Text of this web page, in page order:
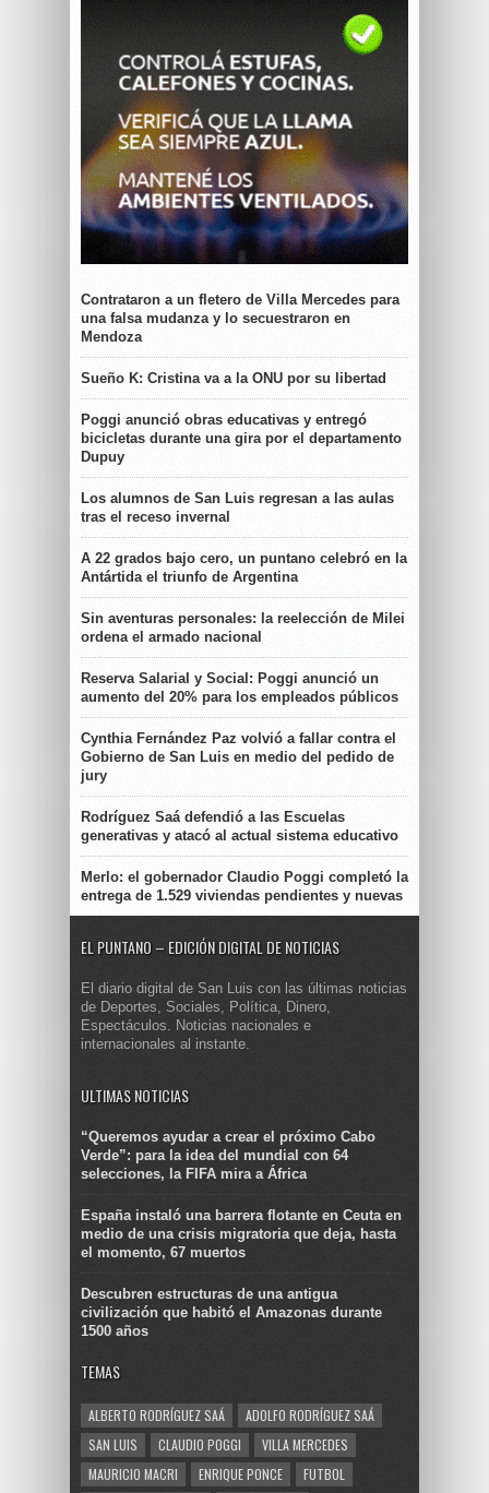
Contrataron a un fletero de Villa Mercedes para
una falsa mudanza y lo secuestraron en
Mendoza
Sueño K: Cristina va a la ONU por su libertad
Poggi anunció obras educativas y entregó
bicicletas durante una gira por el departamento
Dupuy
Los alumnos de San Luis regresan a las aulas
tras el receso invernal
A 22 grados bajo cero, un puntano celebró en la
Antártida el triunfo de Argentina
Sin aventuras personales: la reelección de Milei
ordena el armado nacional
Reserva Salarial y Social: Poggi anunció un
aumento del 20% para los empleados públicos
Cynthia Fernández Paz volvió a fallar contra el
Gobierno de San Luis en medio del pedido de
jury
Rodríguez Saá defendió a las Escuelas
generativas y atacó al actual sistema educativo
Merlo: el gobernador Claudio Poggi completó la
entrega de 1.529 viviendas pendientes y nuevas
EL PUNTANO – EDICIÓN DIGITAL DE NOTICIAS
El diario digital de San Luis con las últimas noticias
de Deportes, Sociales, Política, Dinero,
Espectáculos. Noticias nacionales e
internacionales al instante.
ULTIMAS NOTICIAS
“Queremos ayudar a crear el próximo Cabo
Verde”: para la idea del mundial con 64
selecciones, la FIFA mira a África
España instaló una barrera flotante en Ceuta en
medio de una crisis migratoria que deja, hasta
el momento, 67 muertos
Descubren estructuras de una antigua
civilización que habitó el Amazonas durante
1500 años
TEMAS
ALBERTO RODRÍGUEZ SAÁ
ADOLFO RODRÍGUEZ SAÁ
SAN LUIS
CLAUDIO POGGI
VILLA MERCEDES
MAURICIO MACRI
ENRIQUE PONCE FUTBOL